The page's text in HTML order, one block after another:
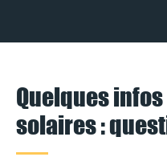
Quelques
solaires :